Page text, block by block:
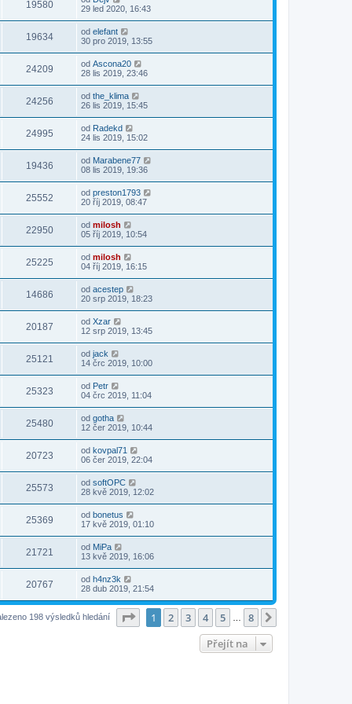
19580
29 led 2020, 16:43
19634 od elefant
30 pro 2019, 13:55
24209 od Ascona20
28 lis 2019, 23:46
24256 od the_klima
26 lis 2019, 15:45
24995 od Radekd
24 lis 2019, 15:02
19436 od Marabene77
08 lis 2019, 19:36
25552 od preston1793
20 říj 2019, 08:47
22950 od milosh
05 říj 2019, 10:54
25225 od milosh
04 říj 2019, 16:15
14686 od acestep
20 srp 2019, 18:23
20187 od Xzar
12 srp 2019, 13:45
25121 od jack
14 črc 2019, 10:00
25323 od Petr
04 črc 2019, 11:04
25480 od gotha
12 čer 2019, 10:44
20723 od kovpal71
06 čer 2019, 22:04
25573 od softOPC
28 kvě 2019, 12:02
25369 od bonetus
17 kvě 2019, 01:10
21721 od MiPa
13 kvě 2019, 16:06
20767 od h4nz3k
28 dub 2019, 21:54
198 výsledků hledání Stránka z
1 2 3 4 5 8
Přejít na